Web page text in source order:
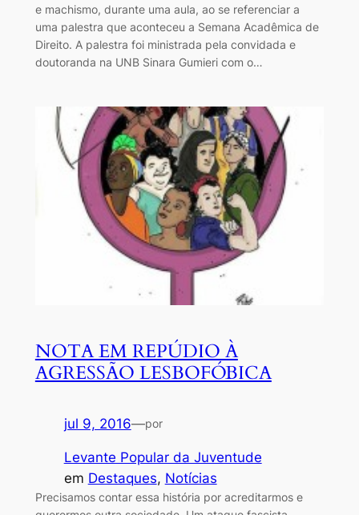
e machismo, durante uma aula, ao se referenciar a
uma palestra que aconteceu a Semana Acadêmica de
Direito. A palestra foi ministrada pela convidada e
doutoranda na UNB Sinara Gumieri com o…
NOTA EM REPÚDIO À
AGRESSÃO LESBOFÓBICA
jul 9, 2016—por
Levante Popular da Juventude
em Destaques, Notícias
Precisamos contar essa história por acreditarmos e